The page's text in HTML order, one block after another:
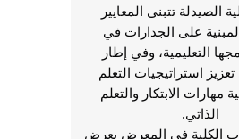
الصيدلة تتبنى المعايير
المبنية على الجدارات في
التعليمية، وفي إطار
استراتيجيات التعلم
مهارات الابتكار والتعلم
الذاتي.
الكلية في المعرض بعرض